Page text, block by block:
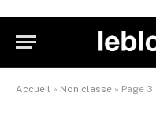
Accueil » Non classé » Page 3